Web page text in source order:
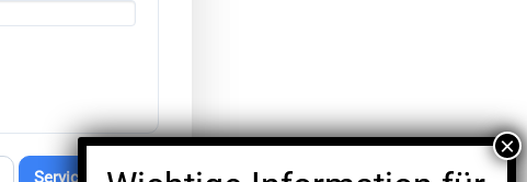
Service wählen